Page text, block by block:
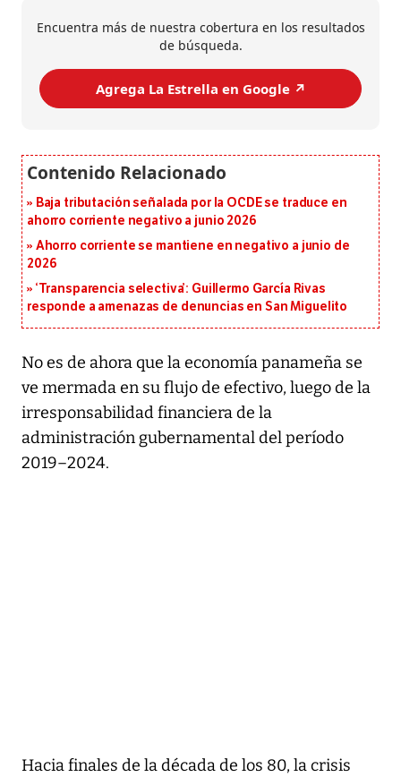
Encuentra más de nuestra cobertura en los resultados
de búsqueda.
Agrega La Estrella en Google ↗️
Baja tributación señalada por la OCDE se traduce en
ahorro corriente negativo a junio 2026
Ahorro corriente se mantiene en negativo a junio de
2026
‘Transparencia selectiva’: Guillermo García Rivas
responde a amenazas de denuncias en San Miguelito
No es de ahora que la economía panameña se
ve mermada en su flujo de efectivo, luego de la
irresponsabilidad financiera de la
administración gubernamental del período
2019–2024.
Hacia finales de la década de los 80, la crisis